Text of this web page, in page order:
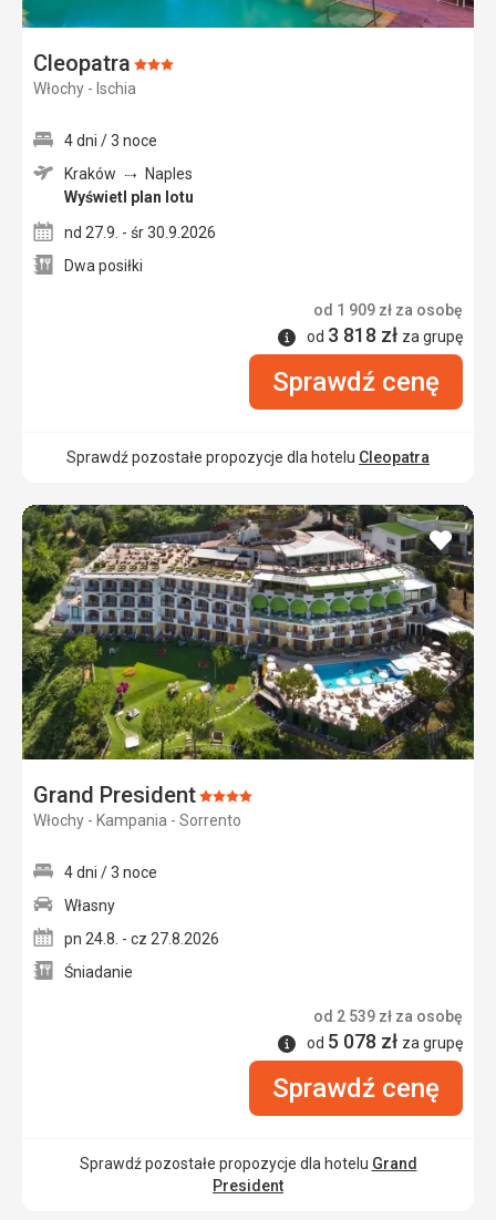
Cleopatra Ocena:
3/5
Włochy - Ischia
4 dni / 3 noce
Kraków
Naples
Wyświetl plan lotu
nd 27.9. - śr 30.9.2026
Dwa posiłki
od 1 909 zł za osobę
Informacje
od 3 818 zł za grupę
Sprawdź cenę
Sprawdź pozostałe propozycje dla hotelu Cleopatra
Grand PresidentOcena:
4/5
Włochy - Kampania - Sorrento
dodaj
do
4 dni / 3 noce
Własny
pn 24.8. - cz 27.8.2026
Śniadanie
od 2 539 zł za osobę
Informacje
od 5 078 zł za grupę
Sprawdź cenę
Sprawdź pozostałe propozycje dla hotelu Grand
President